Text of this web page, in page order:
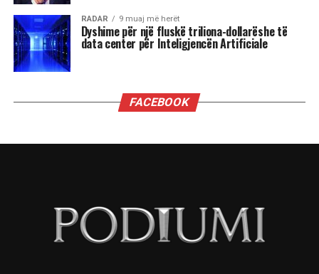
Biskotat mund të gatuhen për 20 minuta dhe të
piqen për 15 minuta.
Përbërësit
paëmbëlsuar